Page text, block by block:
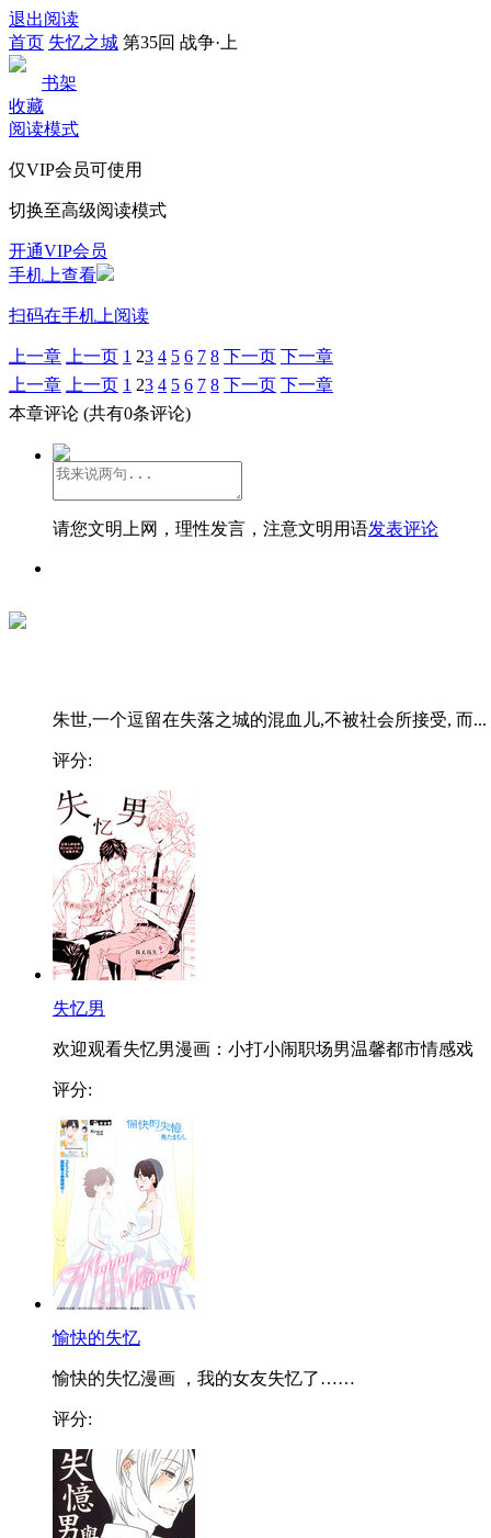
退出阅读
首页 失忆之城 第35回 战争·上
书架
收藏
阅读模式
仅VIP会员可使用
切换至高级阅读模式
开通VIP会员
手机上查看
扫码在手机上阅读
上一章 上一页 1 23 4 5 6 7 8 下一页 下一章
上一章
上一页 1 23 4 5 6 7 8 下一页 下一章
本章评论 (共有0条评论)
请您文明上网，理性发言，注意文明用语发表评论
朱世,一个逗留在失落之城的混血儿,不被社会所接受, 而...
评分:
失忆男
欢迎观看失忆男漫画：小打小闹职场男温馨都市情感戏
评分:
愉快的失忆
愉快的失忆漫画 ，我的女友失忆了……
评分: